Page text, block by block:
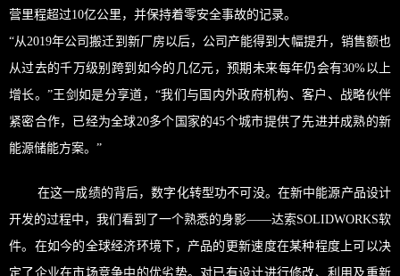
营里程超过10亿公里，并保持着零安全事故的记录。
“从2019年公司搬迁到新厂房以后，公司产能得到大幅提升，销售额也
从过去的千万级别跨到如今的几亿元，预期未来每年仍会有30%以上
增长。”王剑如是分享道，“我们与国内外政府机构、客户、战略伙伴
紧密合作，已经为全球20多个国家的45个城市提供了先进并成熟的新
能源储能方案。”
在这一成绩的背后，数字化转型功不可没。在新中能源产品设计
开发的过程中，我们看到了一个熟悉的身影——达索SOLIDWORKS软
件。在如今的全球经济环境下，产品的更新速度在某种程度上可以决
定了企业在市场竞争中的优劣势。对已有设计进行修改、利用及重新